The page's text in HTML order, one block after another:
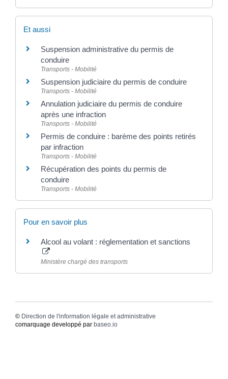
Et aussi
Suspension administrative du permis de
conduire
Transports - Mobilité
Suspension judiciaire du permis de conduire
Transports - Mobilité
Annulation judiciaire du permis de conduire
après une infraction
Transports - Mobilité
Permis de conduire : barème des points retirés
par infraction
Transports - Mobilité
Récupération des points du permis de
conduire
Transports - Mobilité
Pour en savoir plus
Alcool au volant : réglementation et sanctions
Ministère chargé des transports
© Direction de l'information légale et administrative
comarquage developpé par baseo.io